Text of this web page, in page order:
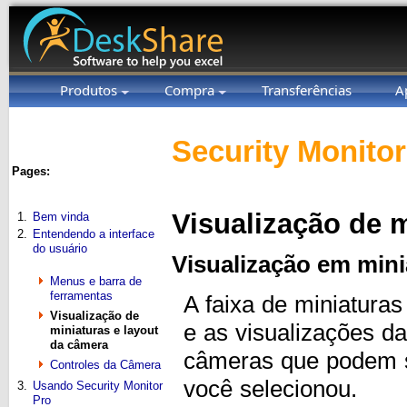
Produtos Compra Transferências
Pages:
1.
Bem vinda
2.
Entendendo a interface
do usuário
Menus e barra de
ferramentas
Visualização de
miniaturas e layout
da câmera
Controles da Câmera
3.
Usando Security Monitor
Pro
Security
Visualização de
Visualização em
A faixa de
e as visualizações
câmeras que
você selecionou.